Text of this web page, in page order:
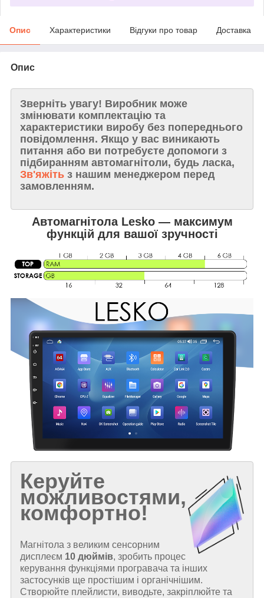
Опис Характеристики Відгуки про товар Доставка
Опис
Зверніть увагу! Виробник може
змінювати комплектацію та
характеристики виробу без попереднього
повідомлення. Якщо у вас виникають
питання або ви потребуєте допомоги з
підбиранням автомагнітоли, будь ласка,
Зв'яжіть з нашим менеджером перед
замовленням.
Автомагнітола Lesko — максимум
функцій для вашої зручності
Керуйте
можливостями,
комфортно!
Магнітола з великим сенсорним
дисплеєм 10 дюймів, зробить процес
керування функціями програвача та інших
застосунків ще простішим і органічнішим.
Створюйте плейлисти, виводьте, закріплюйте та